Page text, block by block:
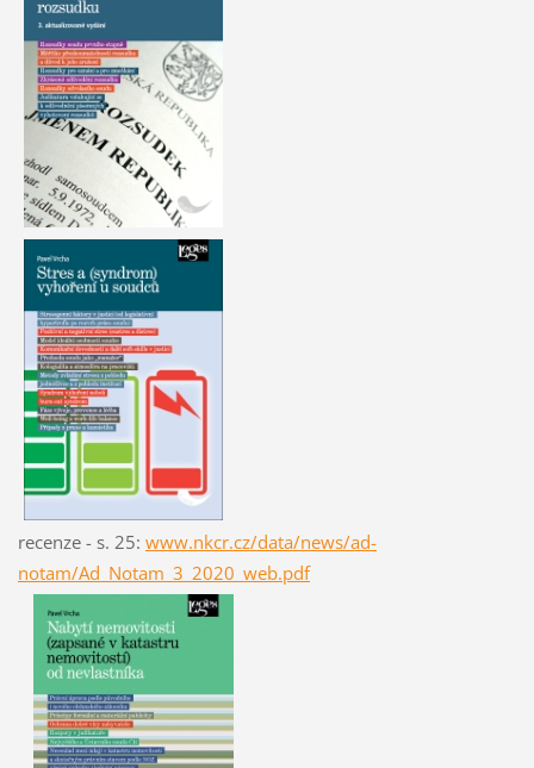
recenze - s. 25: www.nkcr.cz/data/news/ad-
notam/Ad_Notam_3_2020_web.pdf